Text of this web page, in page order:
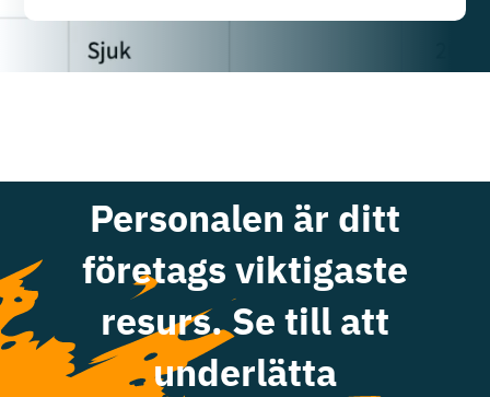
Personalen är ditt
företags viktigaste
resurs. Se till att
underlätta